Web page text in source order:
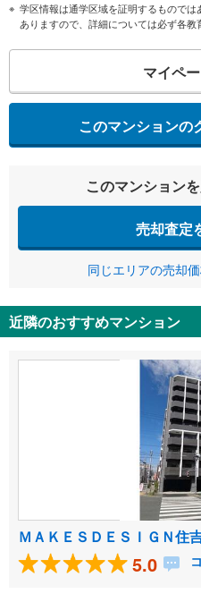
学区情報は通学区域を証明するもので
ありますので、詳細については必ず各教
マイペ
このマンションの
このマンション
売却査定
同じエリアの売却
近隣のおすすめマンション
ＭＡＫＥＳＤＥＳＩＧＮ住
5.0